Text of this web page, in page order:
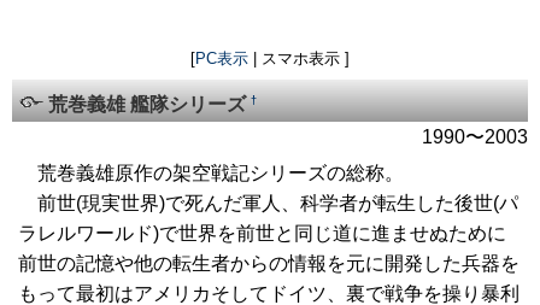
[PC表示 | スマホ表示 ]
荒巻義雄 艦隊シリーズ†
1990〜2003
荒巻義雄原作の架空戦記シリーズの総称。
前世(現実世界)で死んだ軍人、科学者が転生した後世(パ
ラレルワールド)で世界を前世と同じ道に進ませぬために
前世の記憶や他の転生者からの情報を元に開発した兵器を
もって最初はアメリカそしてドイツ、裏で戦争を操り暴利